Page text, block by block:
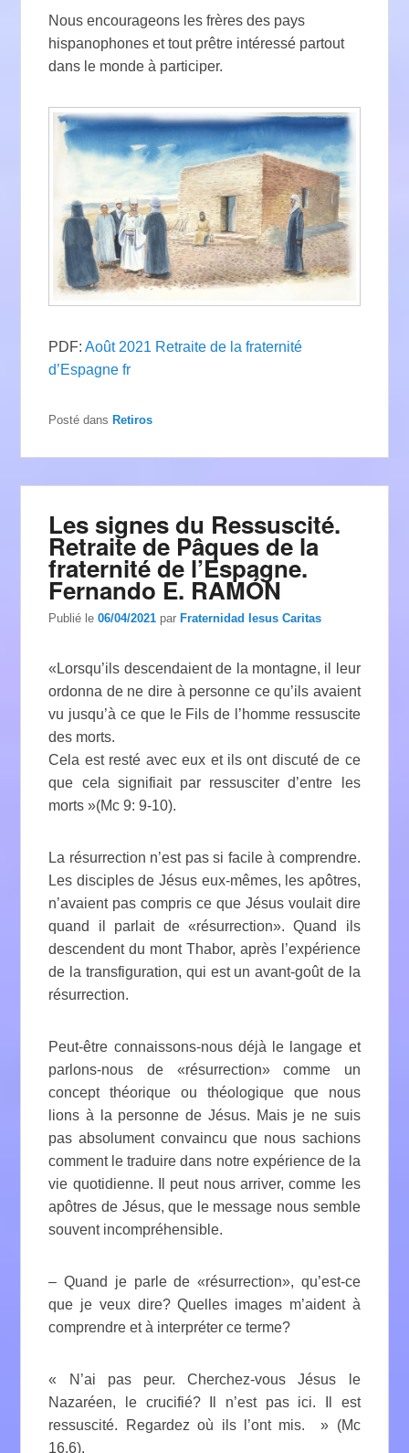
Nous encourageons les frères des pays
hispanophones et tout prêtre intéressé partout
dans le monde à participer.
PDF:Août 2021 Retraite de la fraternité
d’Espagne fr
Posté dans Retiros
Les signes du Ressuscité.
Retraite de Pâques de la
fraternité de l’Espagne.
Fernando E. RAMÓN
Publié le06/04/2021 parFraternidad Iesus Caritas
«Lorsqu’ils descendaient de la montagne, il leur
ordonna de ne dire à personne ce qu’ils avaient
vu jusqu’à ce que le Fils de l’homme ressuscite
des morts.
Cela est resté avec eux et ils ont discuté de ce
que cela signifiait par ressusciter d’entre les
morts »(Mc 9: 9-10).
La résurrection n’est pas si facile à comprendre.
Les disciples de Jésus eux-mêmes, les apôtres,
n’avaient pas compris ce que Jésus voulait dire
quand il parlait de «résurrection». Quand ils
descendent du mont Thabor, après l’expérience
de la transfiguration, qui est un avant-goût de la
résurrection.
Peut-être connaissons-nous déjà le langage et
parlons-nous de «résurrection» comme un
concept théorique ou théologique que nous
lions à la personne de Jésus. Mais je ne suis
pas absolument convaincu que nous sachions
comment le traduire dans notre expérience de la
vie quotidienne. Il peut nous arriver, comme les
apôtres de Jésus, que le message nous semble
souvent incompréhensible.
– Quand je parle de «résurrection», qu’est-ce
que je veux dire? Quelles images m’aident à
comprendre et à interpréter ce terme?
« N’ai pas peur. Cherchez-vous Jésus le
Nazaréen, le crucifié? Il n’est pas ici. Il est
ressuscité. Regardez où ils l’ont mis. » (Mc
16,6).